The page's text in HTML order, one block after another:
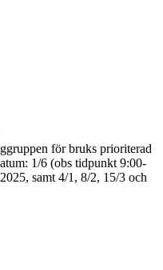
för bruks prioriterad
1/6 (obs tidpunkt 9:00-
samt 4/1, 8/2, 15/3 och